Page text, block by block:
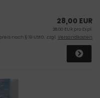
28,00 EUR
28,00 EUR pro Expl.
nach § 19 UStG. zzgl. Versandkosten